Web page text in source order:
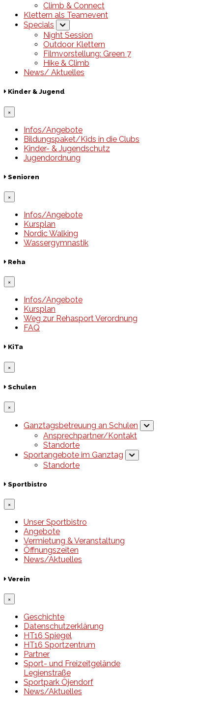
Climb & Connect
Klettern als Teamevent
Specials
Night Session
Outdoor Klettern
Filmvorstellung: Green 7
Hike & Climb
News/ Aktuelles
Kinder & Jugend
×
Infos/Angebote
Bildungspaket/Kids in die Clubs
Kinder- & Jugendschutz
Jugendordnung
Senioren
×
Infos/Angebote
Kursplan
Nordic Walking
Wassergymnastik
Reha
×
Infos/Angebote
Kursplan
Weg zur Rehasport Verordnung
FAQ
KiTa
×
Schulen
×
Ganztagsbetreuung an Schulen
Ansprechpartner/Kontakt
Standorte
Sportangebote im Ganztag
Standorte
Sportbistro
×
Unser Sportbistro
Angebote
Vermietung & Veranstaltung
Öffnungszeiten
News/Aktuelles
Verein
×
Geschichte
Datenschutzerklärung
HT16 Spiegel
HT16 Sportzentrum
Partner
Sport- und Freizeitgelände
Legienstraße
Sportpark Öjendorf
News/Aktuelles